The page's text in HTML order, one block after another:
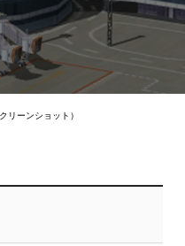
リーンショット）